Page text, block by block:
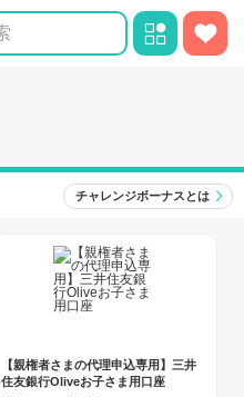
チャレンジボーナスとは
【親権者さまの代理申込専用】三井
住友銀行Oliveお子さま用口座